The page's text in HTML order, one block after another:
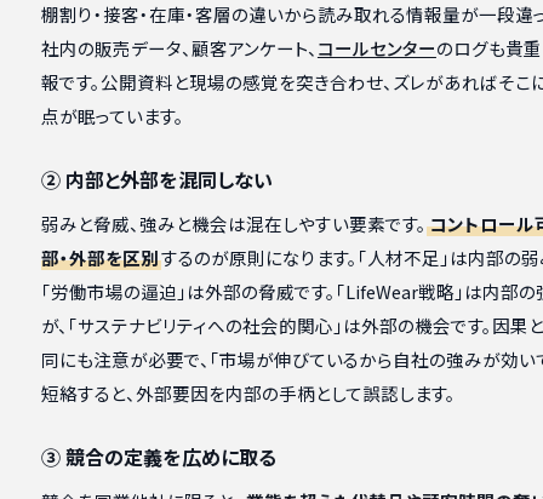
棚割り・接客・在庫・客層の違いから読み取れる情報量が一段違っ
社内の販売データ、顧客アンケート、 コールセンターのログも貴
報です。公開資料と現場の感覚を突き合わせ、ズレがあればそこ
点が眠っています。
② 内部と外部を混同しない
弱みと脅威、強みと機会は混在しやすい要素です。 コントロール
部・外部を区別するのが原則になります。「人材不足」は内部の弱
「労働市場の逼迫」は外部の脅威です。「LifeWear戦略」は内部
が、「サステナビリティへの社会的関心」は外部の機会です。因果
同にも注意が必要で、「市場が伸びているから自社の強みが効い
短絡すると、外部要因を内部の手柄として誤認します。
③ 競合の定義を広めに取る